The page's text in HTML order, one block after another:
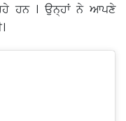
ਹਨ । ਉਨ੍ਹਾਂ ਨੇ ਆਪਣੇ